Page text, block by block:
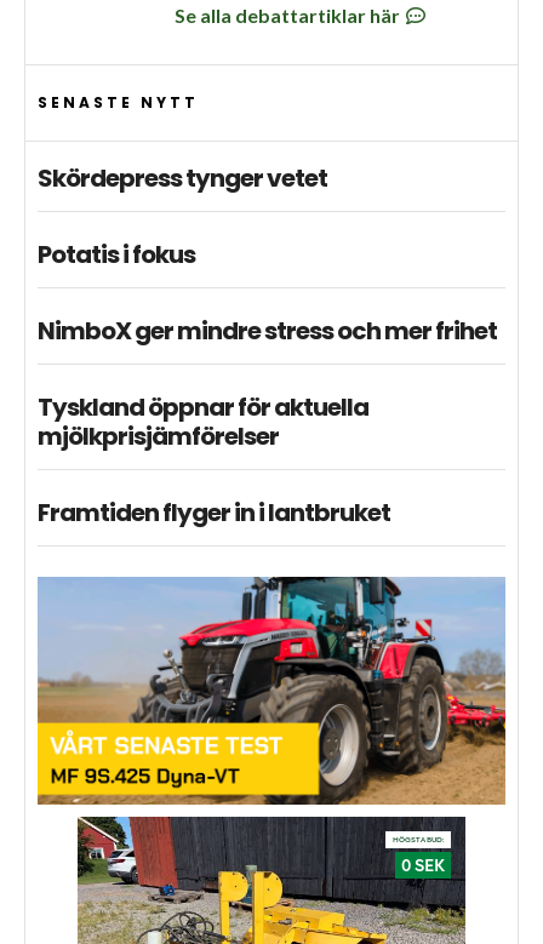
Se alla debattartiklar här
SENASTE NYTT
Skördepress tynger vetet
Potatis i fokus
NimboX ger mindre stress och mer frihet
Tyskland öppnar för aktuella
mjölkprisjämförelser
Framtiden flyger in i lantbruket